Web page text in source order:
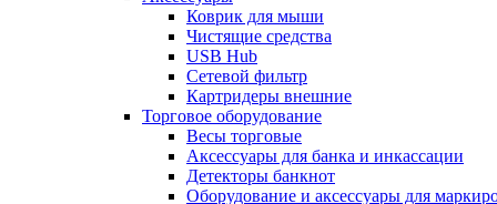
Коврик для мыши
Чистящие средства
USB Hub
Сетевой фильтр
Картридеры внешние
Торговое оборудование
Весы торговые
Аксессуары для банка и инкассации
Детекторы банкнот
Оборудование и аксессуары для